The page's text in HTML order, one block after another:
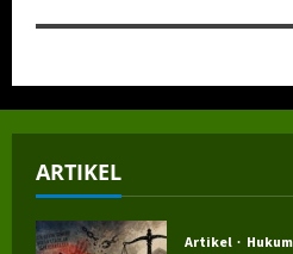
ARTIKEL
Artikel Hukum